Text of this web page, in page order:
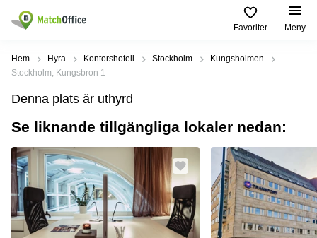
Favoriter Meny
Hyra / hyra ut
Kategorier
Kontor
Kontorshotell
Coworking
space
Lagerlokaler
Industrilokaler
Populära
Städer
Stockholm
Göteborg
Malmö
Uppsala
Norrköping
Populära
sökningar
Kontorshotell
Stockholm
Hyra lokal
Stockholm
Kontorshotell
Göteborg
Hjälp
Om oss
Bli hyresvärd
Pris
Hem Hyra Kontorshotell Stockholm
Kungsholmen
Stockholm, Kungsbron 1
Denna plats är uthyrd
Se liknande tillgängliga lokaler nedan: